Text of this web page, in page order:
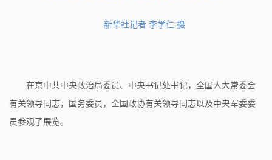
新华社记者 李学仁 摄
在京中共中央政治局委员、中央书记处书记，全国人大常委会
有关领导同志，国务委员，全国政协有关领导同志以及中央军委委
员参观了展览。